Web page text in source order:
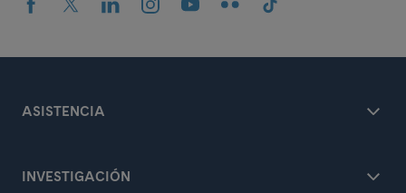
ASISTENCIA
INVESTIGACIÓN